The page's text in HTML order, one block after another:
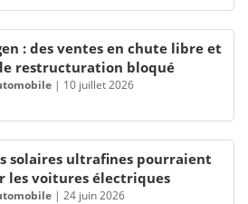
: des ventes en chute libre et
restructuration bloqué
| 10 juillet 2026
solaires ultrafines pourraient
les voitures électriques
| 24 juin 2026